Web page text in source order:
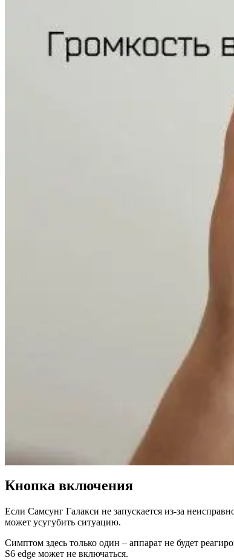
Кнопка включения
Если Самсунг Галакси не запускается из-за
может усугубить ситуацию.
Симптом здесь только один – аппарат не будет
S6 edge может не включаться.